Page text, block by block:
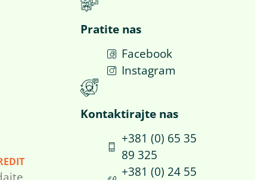
Pratite nas
Facebook
Instagram
Kontaktirajte nas​
+381 (0) 65 35
89 325
+381 (0) 24 55